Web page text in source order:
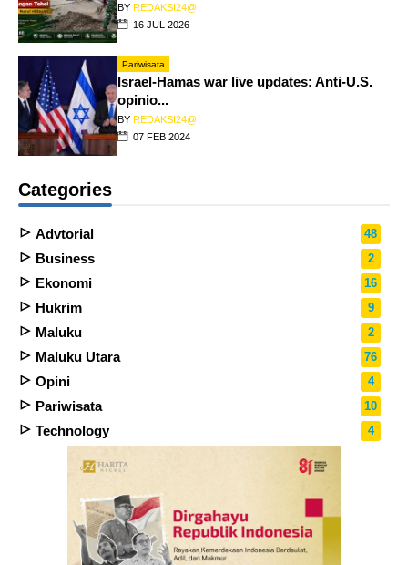
BY REDAKSI24@
16 JUL 2026
Pariwisata
Israel-Hamas war live updates: Anti-U.S.
opinio...
BY REDAKSI24@
07 FEB 2024
Categories
Advtorial 48
Business 2
Ekonomi 16
Hukrim 9
Maluku 2
Maluku Utara 76
Opini 4
Pariwisata 10
Technology 4